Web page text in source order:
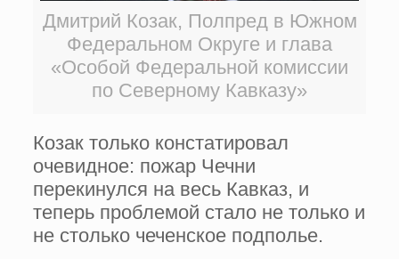
Дмитрий Козак, Полпред в Южном
Федеральном Округе и глава
«Особой Федеральной комиссии
по Северному Кавказу»
Козак только констатировал
очевидное: пожар Чечни
перекинулся на весь Кавказ, и
теперь проблемой стало не только и
не столько чеченское подполье.